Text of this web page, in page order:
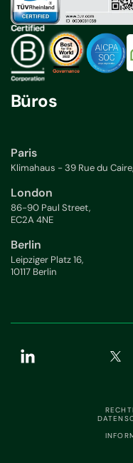
Büros
Paris
Klimahaus - 39 Rue du
London
86-90 Paul Street,
EC2A 4NE
Berlin
Leipziger Platz 16,
10117 Berlin